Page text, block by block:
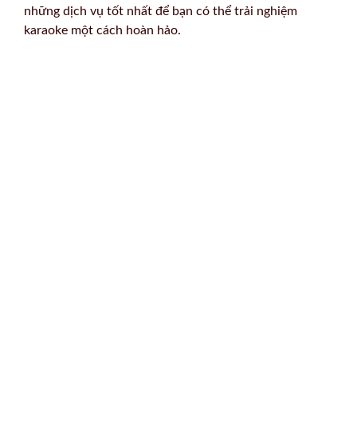
những dịch vụ tốt nhất để bạn có thể trải nghiệm
karaoke một cách hoàn hảo.